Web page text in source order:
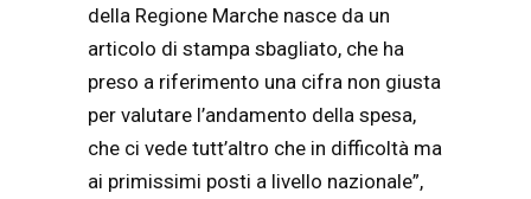
della Regione Marche nasce da un
articolo di stampa sbagliato, che ha
preso a riferimento una cifra non giusta
per valutare l’andamento della spesa,
che ci vede tutt’altro che in difficoltà ma
ai primissimi posti a livello nazionale”,